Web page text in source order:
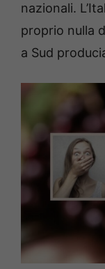
nazionali.
proprio nulla
a Sud